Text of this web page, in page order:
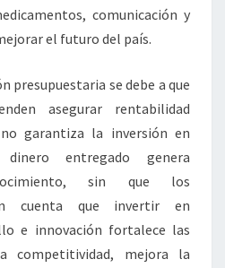
comunicación y
el futuro del país.
presupuestaria se debe a que
asegurar rentabilidad
garantiza la inversión en
entregado genera
sin que los
cuenta que invertir en
e innovación fortalece las
competitividad, mejora la